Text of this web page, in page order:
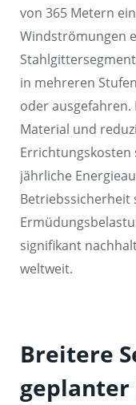
von 365 Metern
Windströmungen
in mehreren
oder
Material und
Errichtungskosten
jährliche
Betriebssicherheit
signifikant
weltweit.
Breitere
geplanter